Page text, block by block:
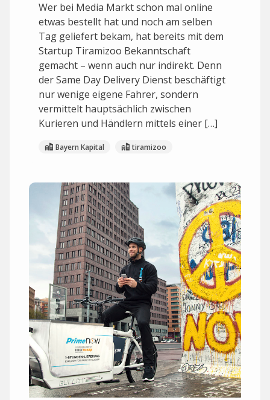
Wer bei Media Markt schon mal online
etwas bestellt hat und noch am selben
Tag geliefert bekam, hat bereits mit dem
Startup Tiramizoo Bekanntschaft
gemacht – wenn auch nur indirekt. Denn
der Same Day Delivery Dienst beschäftigt
nur wenige eigene Fahrer, sondern
vermittelt hauptsächlich zwischen
Kurieren und Händlern mittels einer […]
Bayern Kapital tiramizoo